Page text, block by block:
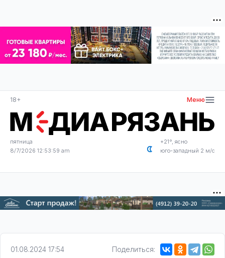
18+ Меню
пятница
8/7/2026 12:53:59 am
+21°, ясно
юго-западный 2 м/с
01.08.2024 17:54 Поделиться: